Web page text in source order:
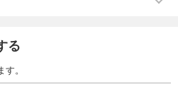
る
。